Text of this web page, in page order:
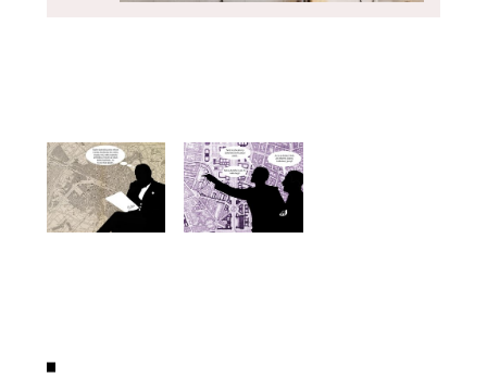
Série keramických obkladů PINO -
RAKO